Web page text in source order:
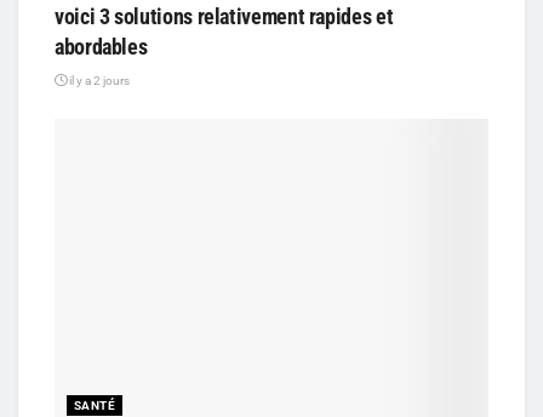
voici 3 solutions relativement rapides et
abordables
il y a 2 jours
SANTÉ